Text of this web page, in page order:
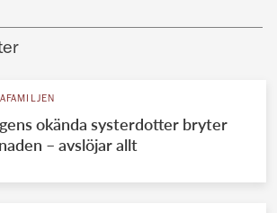
okända systerdotter bryter
– avslöjar allt